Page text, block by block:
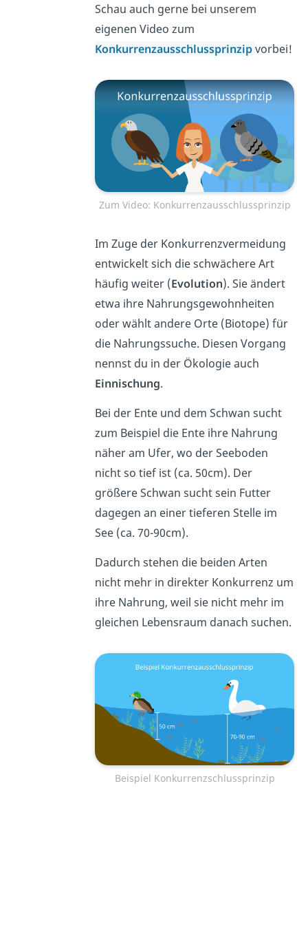
Schau auch gerne bei unserem
eigenen Video zum
Konkurrenzausschlussprinzipvorbei!
Zum Video: Konkurrenzausschlussprinzip
Im Zuge der Konkurrenzvermeidung
entwickelt sich die schwächere Art
häufig weiter (Evolution). Sie ändert
etwa ihre Nahrungsgewohnheiten
oder wählt andere Orte (Biotope) für
die Nahrungssuche. Diesen Vorgang
nennst du in der Ökologie auch
Einnischung.
Bei der Ente und dem Schwan sucht
zum Beispiel die Ente ihre Nahrung
näher am Ufer, wo der Seeboden
nicht so tief ist (ca. 50cm). Der
größere Schwan sucht sein Futter
dagegen an einer tieferen Stelle im
See (ca. 70-90cm).
Dadurch stehen die beiden Arten
nicht mehr in direkter Konkurrenz um
ihre Nahrung, weil sie nicht mehr im
gleichen Lebensraum danach suchen.
Beispiel Konkurrenzschlussprinzip